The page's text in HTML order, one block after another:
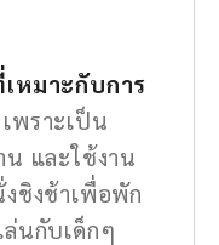
หมาะกับการ
เพราะเป็น
และใช้งาน
ชิงช้าเพื่อพัก
นกับเด็กๆ